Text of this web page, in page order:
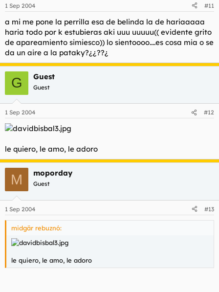
1 Sep 2004 #11
a mi me pone la perrilla esa de belinda la de hariaaaaa
haria todo por k estubieras aki uuu uuuuu(( evidente grito
de apareamiento simiesco)) lo sientoooo....es cosa mia o se
da un aire a la pataky?¿¿??¿
G Guest
Guest
1 Sep 2004 #12
le quiero, le amo, le adoro
M moporday
Guest
1 Sep 2004 #13
midgär rebuznó:
le quiero, le amo, le adoro